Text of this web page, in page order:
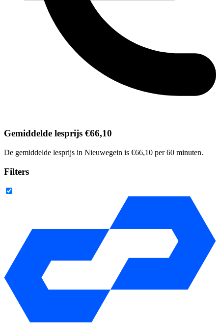
Gemiddelde lesprijs €66,10
De gemiddelde lesprijs in Nieuwegein is €66,10 per 60 minuten.
Filters